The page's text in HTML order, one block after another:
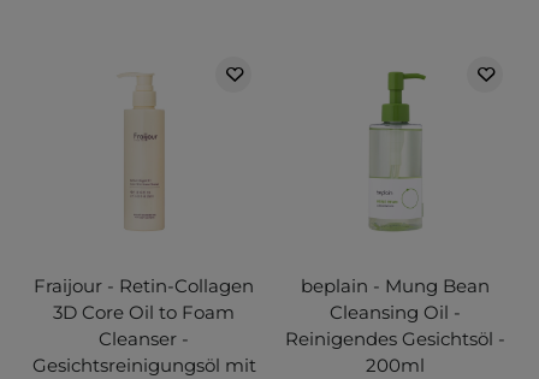
Fraijour - Retin-Collagen
3D Core Oil to Foam
Cleanser -
Gesichtsreinigungsöl mit
beplain - Mung Bean
Cleansing Oil -
Reinigendes Gesichtsöl -
200ml